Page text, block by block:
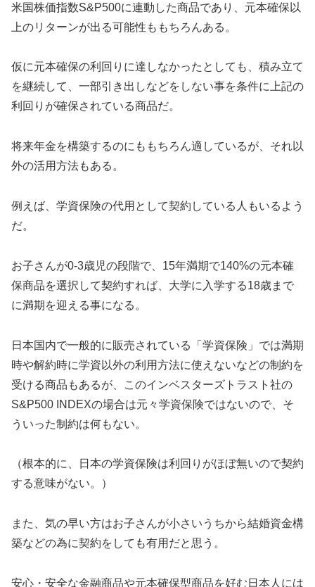
米国株価指数S&P500に連動した商品であり、元本確保以
上のリターンが出る可能性ももちろんある。
仮に元本確保の利回りに達しなかったとしても、積み立て
を継続して、一部引き出しなどをしない事を条件に上記の
利回りが確保されている商品だ。
将来年金を構築するのにももちろん適しているが、それ以
外の活用方法もある。
例えば、学資保険の代用として契約している人もいるよう
だ。
お子さんが0-3歳児の段階で、15年満期で140%の元本確
保商品を選択して契約すれば、大学に入学する18歳まで
に満期を迎える事になる。
日本国内で一般的に販売されている「学資保険」では満期
時や解約時に学資以外の利用方法に使えないなどの制約を
受ける商品もあるが、このインベスターズトラスト社の
S&P500 INDEXの場合は元々学資保険ではないので、そ
ういった制約は何もない。
（根本的に、日本の学資保険は利回りがほぼ無いので契約
する意味がない。）
また、気の早い方はお子さんが小さいうちから結婚資金構
築などの為に契約をしても有用だと思う。
安心・安全な金融商品や元本確保型商品を好む日本人には